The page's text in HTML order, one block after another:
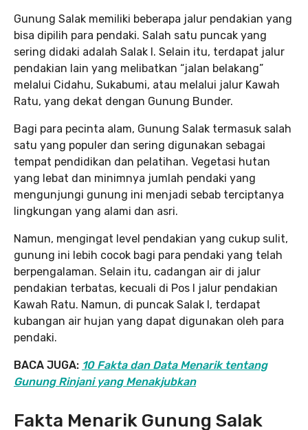
Gunung Salak memiliki beberapa jalur pendakian yang
bisa dipilih para pendaki. Salah satu puncak yang
sering didaki adalah Salak I. Selain itu, terdapat jalur
pendakian lain yang melibatkan “jalan belakang”
melalui Cidahu, Sukabumi, atau melalui jalur Kawah
Ratu, yang dekat dengan Gunung Bunder.
Bagi para pecinta alam, Gunung Salak termasuk salah
satu yang populer dan sering digunakan sebagai
tempat pendidikan dan pelatihan. Vegetasi hutan
yang lebat dan minimnya jumlah pendaki yang
mengunjungi gunung ini menjadi sebab terciptanya
lingkungan yang alami dan asri.
Namun, mengingat level pendakian yang cukup sulit,
gunung ini lebih cocok bagi para pendaki yang telah
berpengalaman. Selain itu, cadangan air di jalur
pendakian terbatas, kecuali di Pos I jalur pendakian
Kawah Ratu. Namun, di puncak Salak I, terdapat
kubangan air hujan yang dapat digunakan oleh para
pendaki.
BACA JUGA: 10 Fakta dan Data Menarik tentang
Gunung Rinjani yang Menakjubkan
Fakta Menarik Gunung Salak